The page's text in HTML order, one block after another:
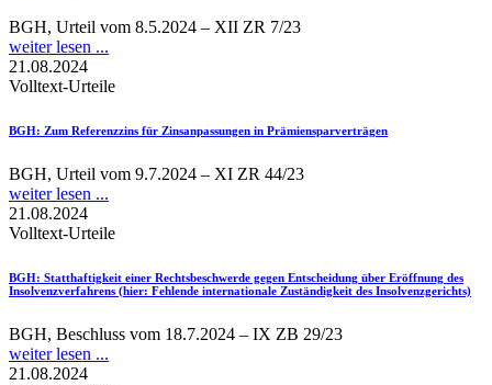
BGH, Urteil vom 8.5.2024 – XII ZR 7/23
weiter lesen ...
21.08.2024
Volltext-Urteile
BGH: Zum Referenzzins für Zinsanpassungen in Prämiensparverträgen
BGH, Urteil vom 9.7.2024 – XI ZR 44/23
weiter lesen ...
21.08.2024
Volltext-Urteile
BGH: Statthaftigkeit einer Rechtsbeschwerde gegen Entscheidung über Eröffnung des
Insolvenzverfahrens (hier: Fehlende internationale Zuständigkeit des Insolvenzgerichts)
BGH, Beschluss vom 18.7.2024 – IX ZB 29/23
weiter lesen ...
21.08.2024